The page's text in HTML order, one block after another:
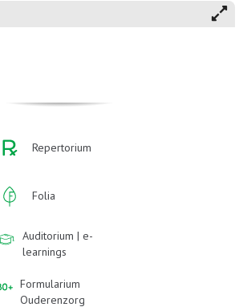
Repertorium
Folia
Auditorium | e-
learnings
Formularium
Ouderenzorg